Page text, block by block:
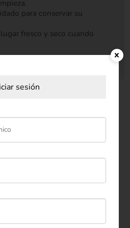
para conservar su
fresco y seco cuando
relacionados
sesión